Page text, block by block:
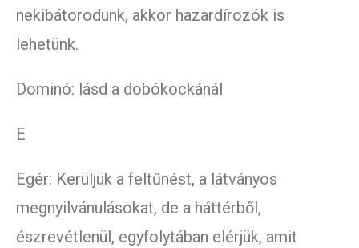
nekibátorodunk, akkor hazardírozók is
lehetünk.
Dominó: lásd a dobókockánál
E
Egér: Kerüljük a feltűnést, a látványos
megnyilvánulásokat, de a háttérből,
észrevétlenül, egyfolytában elérjük, amit